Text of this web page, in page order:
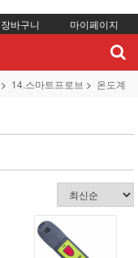
바구니 마이페이지
14.스마트프로브 온도계